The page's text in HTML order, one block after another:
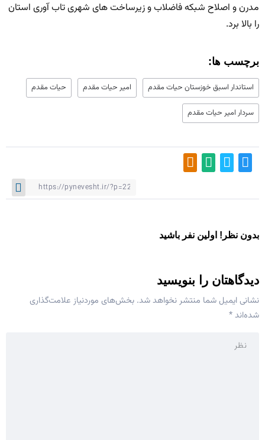
مدرن و اصلاح شبکه فاضلاب و زیرساخت های شهری تاب آوری استان
را بالا برد.
برچسب ها:
استاندار اسبق خوزستان حیات مقدم امیر حیات مقدم حیات مقدم
سردار امیر حیات مقدم
بدون نظر! اولین نفر باشید
دیدگاهتان را بنویسید
نشانی ایمیل شما منتشر نخواهد شد. بخش‌های موردنیاز علامت‌گذاری
شده‌اند*